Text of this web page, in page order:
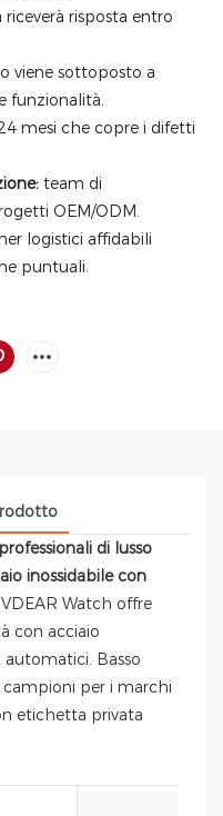
risposta entro
viene sottoposto a
funzionalità.
mesi che copre i difetti
team di
OEM/ODM.
logistici affidabili
puntuali.
di lusso
inossidabile con
Watch offre
con acciaio
Basso
per i marchi
etichetta privata